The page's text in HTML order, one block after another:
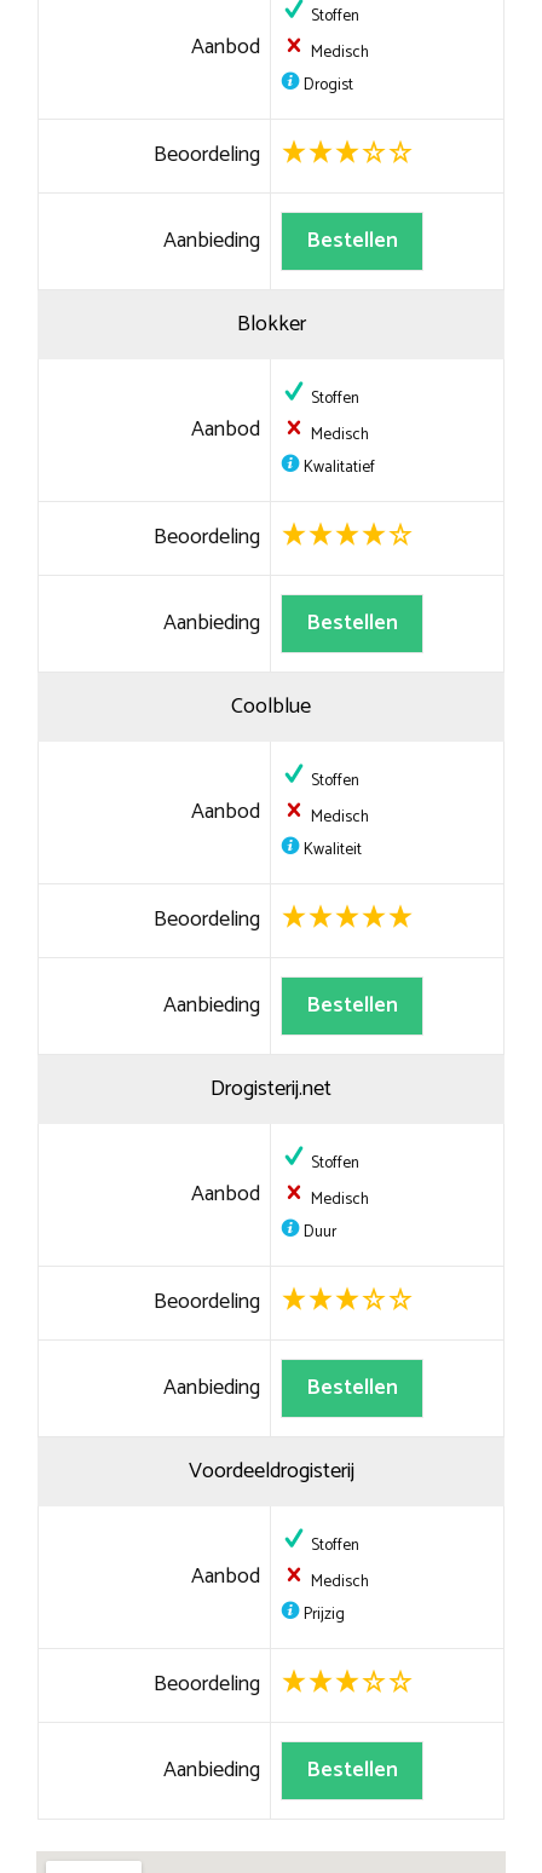
Aanbod
Stoffen
Medisch
Drogist
Beoordeling
Aanbieding Bestellen
Blokker
Aanbod
Stoffen
Medisch
Kwalitatief
Beoordeling
Aanbieding Bestellen
Coolblue
Aanbod
Stoffen
Medisch
Kwaliteit
Beoordeling
Aanbieding Bestellen
Drogisterij.net
Aanbod
Stoffen
Medisch
Duur
Beoordeling
Aanbieding Bestellen
Voordeeldrogisterij
Aanbod
Stoffen
Medisch
Prijzig
Beoordeling
Aanbieding Bestellen